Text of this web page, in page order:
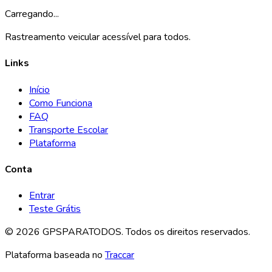
Carregando...
Rastreamento veicular acessível para todos.
Links
Início
Como Funciona
FAQ
Transporte Escolar
Plataforma
Conta
Entrar
Teste Grátis
© 2026 GPSPARATODOS. Todos os direitos reservados.
Plataforma baseada no Traccar